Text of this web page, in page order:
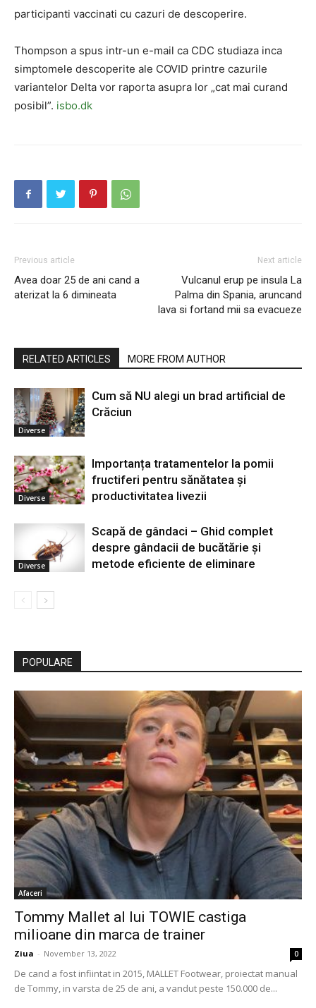
participanti vaccinati cu cazuri de descoperire.
Thompson a spus intr-un e-mail ca CDC studiaza inca
simptomele descoperite ale COVID printre cazurile
variantelor Delta vor raporta asupra lor „cat mai curand
posibil”. isbo.dk
Previous article
Avea doar 25 de ani cand a
aterizat la 6 dimineata
Next article
Vulcanul erup pe insula La
Palma din Spania, aruncand
lava si fortand mii sa evacueze
RELATED ARTICLES MORE FROM AUTHOR
Diverse
Cum să NU alegi un brad artificial de
Crăciun
Diverse
Importanța tratamentelor la pomii
fructiferi pentru sănătatea și
productivitatea livezii
Diverse
Scapă de gândaci – Ghid complet
despre gândacii de bucătărie și
metode eficiente de eliminare
POPULARE
Afaceri
Tommy Mallet al lui TOWIE castiga
milioane din marca de trainer
Ziua - November 13, 2022 0
De cand a fost infiintat in 2015, MALLET Footwear, proiectat manual
de Tommy, in varsta de 25 de ani, a vandut peste 150.000 de...